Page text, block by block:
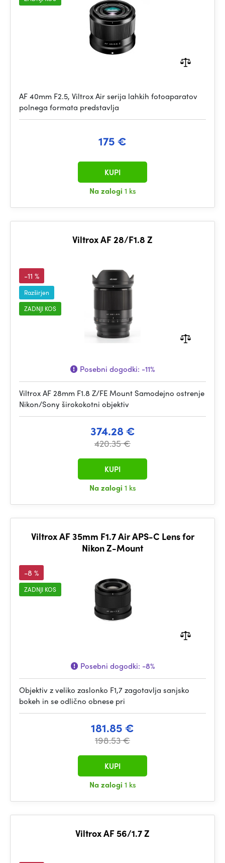
AF 40mm F2.5, Viltrox Air serija lahkih fotoaparatov
polnega formata predstavlja
175 €
Na zalogi 1 ks
KUPI
Viltrox AF 28/F1.8 Z
-11 %
Razširjen
ZADNJI KOS
Posebni dogodki: -11%
Viltrox AF 28mm F1.8 Z/FE Mount Samodejno ostrenje
Nikon/Sony širokokotni objektiv
374.28 €
420.35 €
Na zalogi 1 ks
KUPI
Viltrox AF 35mm F1.7 Air APS-C Lens for
Nikon Z-Mount
-8 %
ZADNJI KOS
Posebni dogodki: -8%
Objektiv z veliko zaslonko F1,7 zagotavlja sanjsko
bokeh in se odlično obnese pri
181.85 €
198.53 €
Na zalogi 1 ks
KUPI
Viltrox AF 56/1.7 Z